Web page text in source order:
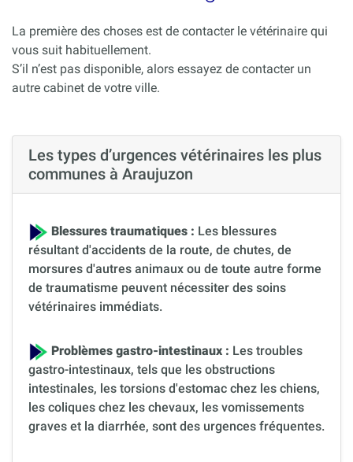
La première des choses est de contacter le vétérinaire qui
vous suit habituellement.
S’il n’est pas disponible, alors essayez de contacter un
autre cabinet de votre ville.
Les types d’urgences vétérinaires les plus
communes à Araujuzon
Blessures traumatiques : Les blessures
résultant d'accidents de la route, de chutes, de
morsures d'autres animaux ou de toute autre forme
de traumatisme peuvent nécessiter des soins
vétérinaires immédiats.
Problèmes gastro-intestinaux : Les troubles
gastro-intestinaux, tels que les obstructions
intestinales, les torsions d'estomac chez les chiens,
les coliques chez les chevaux, les vomissements
graves et la diarrhée, sont des urgences fréquentes.